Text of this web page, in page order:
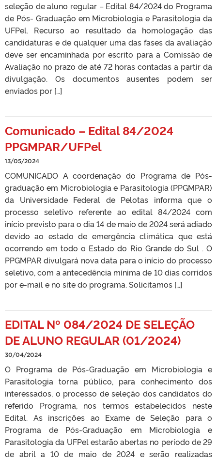
seleção de aluno regular – Edital 84/2024 do Programa
de Pós- Graduação em Microbiologia e Parasitologia da
UFPel. Recurso ao resultado da homologação das
candidaturas e de qualquer uma das fases da avaliação
deve ser encaminhada por escrito para a Comissão de
Avaliação no prazo de até 72 horas contadas a partir da
divulgação. Os documentos ausentes podem ser
enviados por […]
Comunicado – Edital 84/2024
PPGMPAR/UFPel
13/05/2024
COMUNICADO A coordenação do Programa de Pós-
graduação em Microbiologia e Parasitologia (PPGMPAR)
da Universidade Federal de Pelotas informa que o
processo seletivo referente ao edital 84/2024 com
início previsto para o dia 14 de maio de 2024 será adiado
devido ao estado de emergência climática que está
ocorrendo em todo o Estado do Rio Grande do Sul . O
PPGMPAR divulgará nova data para o início do processo
seletivo, com a antecedência mínima de 10 dias corridos
por e-mail e no site do programa. Solicitamos […]
EDITAL Nº 084/2024 DE SELEÇÃO
DE ALUNO REGULAR (01/2024)
30/04/2024
O Programa de Pós-Graduação em Microbiologia e
Parasitologia torna público, para conhecimento dos
interessados, o processo de seleção dos candidatos do
referido Programa, nos termos estabelecidos neste
Edital. As inscrições ao Exame de Seleção para o
Programa de Pós-Graduação em Microbiologia e
Parasitologia da UFPel estarão abertas no período de 29
de abril a 10 de maio de 2024 e serão realizadas